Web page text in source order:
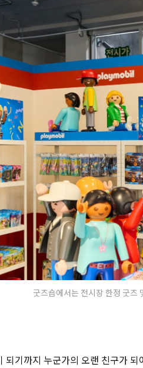
굿즈숍에서는 전시장 한정 굿즈
되기까지 누군가의 오랜 친구가